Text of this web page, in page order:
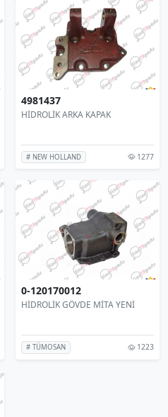
4981437
HİDROLİK ARKA KAPAK
# NEW HOLLAND 1277
0-120170012
HİDROLİK GÖVDE MİTA YENİ
# TÜMOSAN 1223